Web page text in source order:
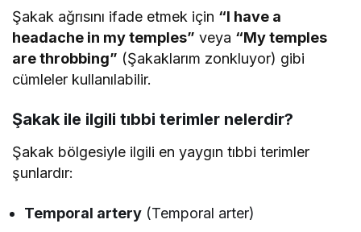
Şakak ağrısını ifade etmek için “I have a
headache in my temples” veya “My temples
are throbbing” (Şakaklarım zonkluyor) gibi
cümleler kullanılabilir.
Şakak ile ilgili tıbbi terimler nelerdir?
Şakak bölgesiyle ilgili en yaygın tıbbi terimler
şunlardır:
Temporal artery (Temporal arter)